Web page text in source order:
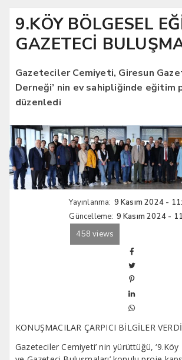
9.KÖY BÖLGESEL
GAZETECİ
Gazeteciler Cemiyeti, Giresun
Derneği’ nin ev sahipliğinde eğitim
düzenledi
Yayınlanma: 9 Kasım 2024 -
Güncelleme: 9 Kasım 2024 -
458 views
KONUŞMACILAR ÇARPICI BİLGİLER VERDİ
Gazeteciler Cemiyeti’ nin yürüttüğü,